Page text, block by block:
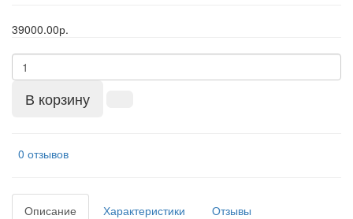
39000.00р.
В корзину
0 отзывов
Описание Характеристики Отзывы